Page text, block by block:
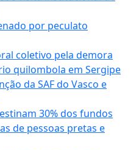
por peculato
coletivo pela demora
quilombola em Sergipe
da SAF do Vasco e
30% dos fundos
de pessoas pretas e